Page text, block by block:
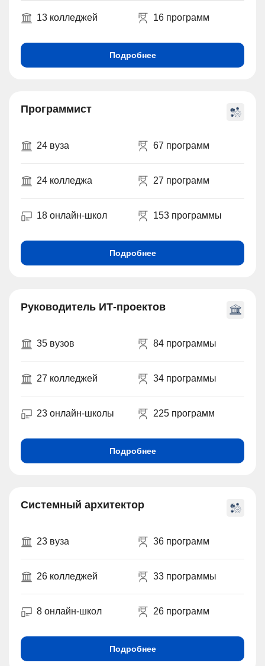
13 колледжей 16 программ
Подробнее
Программист
24 вуза 67 программ
24 колледжа 27 программ
18 онлайн-школ 153 программы
Подробнее
Руководитель ИТ-проектов
35 вузов 84 программы
27 колледжей 34 программы
23 онлайн-школы 225 программ
Подробнее
Системный архитектор
23 вуза 36 программ
26 колледжей 33 программы
8 онлайн-школ 26 программ
Подробнее